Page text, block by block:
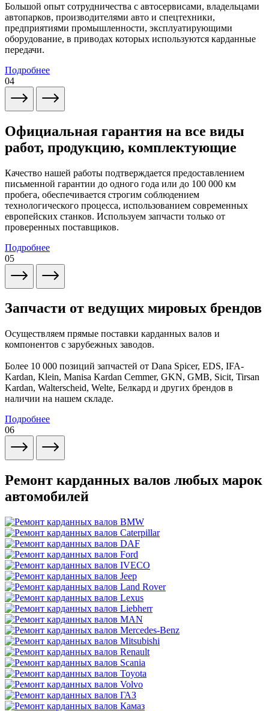
Большой опыт сотрудничества с автосервисами, владельцами
автопарков, производителями авто и спецтехники,
предприятиями промышленности, эксплуатирующими
оборудование, в приводах которых используются карданные
передачи.
Подробнее
04
Официальная гарантия на все виды
работ, продукцию, комплектующие
Качество нашей работы подтверждается предоставлением
письменной гарантии до одного года или до 100 000 км
пробега, обеспечивается строгим соблюдением
технологического процесса, использованием современных
европейских станков. Используем запчасти только от
проверенных поставщиков.
Подробнее
05
Запчасти от ведущих мировых брендов
Осуществляем прямые поставки карданных валов и
компонентов с зарубежных заводов.
Более 10 000 позиций запчастей от Dana Spicer, EDS, IFA-
Kardan, Klein, Manisa Kardan Cemmer, GKN, GMB, Sicit, Tirsan
Kardan, Walterscheid, Welte, Белкард и других брендов в
наличии на нашем складе.
Подробнее
06
Ремонт карданных валов любых марок
автомобилей